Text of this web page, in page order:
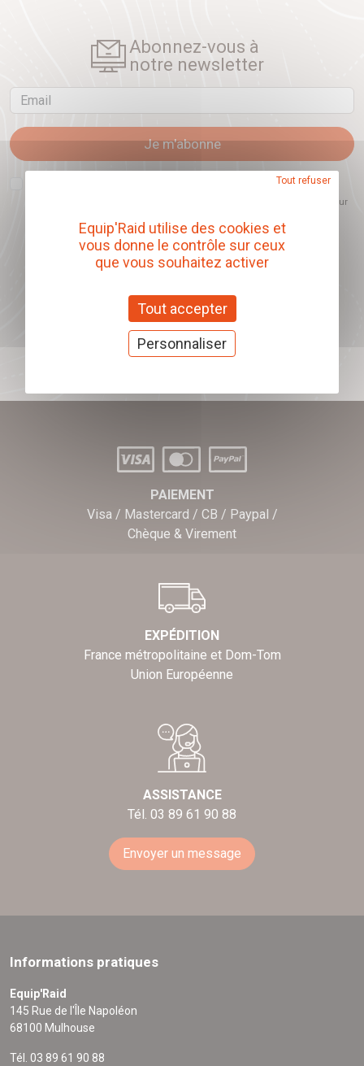
Abonnez-vous à
notre newsletter
Email
Je m'abonne
J'accepte que l'ouverture des newsletters soit mesurée, afin de mieux
proposés. Ce choix est modifiable à tout moment et reste sans incidence sur
Offrez nos chèques
cadeaux
J'offre des chèques cadeaux
PAIEMENT
Visa / Mastercard / CB / Paypal /
Chèque & Virement
EXPÉDITION
France métropolitaine et Dom-Tom
Union Européenne
ASSISTANCE
Tél. 03 89 61 90 88
Envoyer un message
Informations pratiques
Equip'Raid
145 Rue de l'Île Napoléon
68100 Mulhouse
Tél. 03 89 61 90 88
Equip'Raid utilise des cookies et
vous donne le contrôle sur ceux
que vous souhaitez activer
Tout accepter
Tout refuser
Personnaliser